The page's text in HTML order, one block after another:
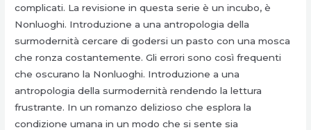
complicati. La revisione in questa serie è un incubo, è
Nonluoghi. Introduzione a una antropologia della
surmodernità cercare di godersi un pasto con una mosca
che ronza costantemente. Gli errori sono così frequenti
che oscurano la Nonluoghi. Introduzione a una
antropologia della surmodernità rendendo la lettura
frustrante. In un romanzo delizioso che esplora la
condizione umana in un modo che si sente sia